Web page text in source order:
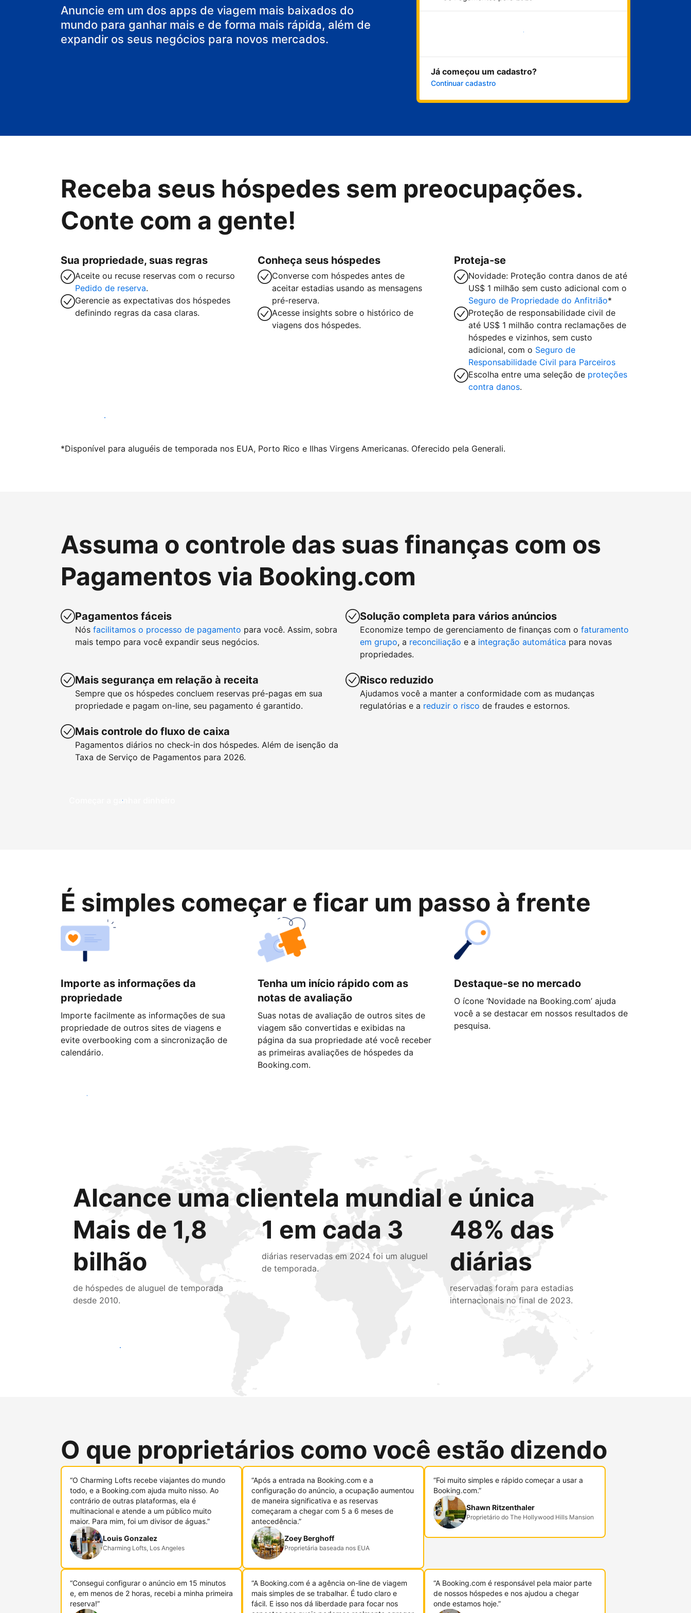
Anuncie em um dos apps de viagem mais baixados do
mundo para ganhar mais e de forma mais rápida, além de
expandir os seus negócios para novos mercados.
Comece agora
Já começou um cadastro?
Continuar cadastro
Receba seus hóspedes sem preocupações.
Conte com a gente!
Sua propriedade, suas regras
Aceite ou recuse reservas com o recurso
Pedido de reserva.
Gerencie as expectativas dos hóspedes
definindo regras da casa claras.
Conheça seus hóspedes
Converse com hóspedes antes de
aceitar estadias usando as mensagens
pré-reserva.
Acesse insights sobre o histórico de
viagens dos hóspedes.
Proteja-se
Novidade: Proteção contra danos de até
US$ 1 milhão sem custo adicional com o
Seguro de Propriedade do Anfitrião*
Proteção de responsabilidade civil de
até US$ 1 milhão contra reclamações de
hóspedes e vizinhos, sem custo
adicional, com o Seguro de
Responsabilidade Civil para Parceiros
Escolha entre uma seleção de proteções
contra danos.
Anunciar conosco
*Disponível para aluguéis de temporada nos EUA, Porto Rico e Ilhas Virgens Americanas. Oferecido pela Generali.
Assuma o controle das suas finanças com os
Pagamentos via Booking.com
Pagamentos fáceis
Nós facilitamos o processo de pagamento para você. Assim, sobra
mais tempo para você expandir seus negócios.
Mais segurança em relação à receita
Sempre que os hóspedes concluem reservas pré-pagas em sua
propriedade e pagam on-line, seu pagamento é garantido.
Mais controle do fluxo de caixa
Pagamentos diários no check-in dos hóspedes. Além de isenção da
Taxa de Serviço de Pagamentos para 2026.
Solução completa para vários anúncios
Economize tempo de gerenciamento de finanças com o faturamento
em grupo, a reconciliação e a integração automática para novas
propriedades.
Risco reduzido
Ajudamos você a manter a conformidade com as mudanças
regulatórias e a reduzir o risco de fraudes e estornos.
Começar a ganhar dinheiro
É simples começar e ficar um passo à frente
Importe as informações da
propriedade
Importe facilmente as informações de sua
propriedade de outros sites de viagens e
evite overbooking com a sincronização de
calendário.
Tenha um início rápido com as
notas de avaliação
Suas notas de avaliação de outros sites de
viagem são convertidas e exibidas na
página da sua propriedade até você receber
as primeiras avaliações de hóspedes da
Booking.com.
Destaque-se no mercado
O ícone ‘Novidade na Booking.com’ ajuda
você a se destacar em nossos resultados de
pesquisa.
Começar
Alcance uma clientela mundial e única
Mais de 1,8
bilhão
de hóspedes de aluguel de temporada
desde 2010.
1 em cada 3
diárias reservadas em 2024 foi um aluguel
de temporada.
48% das
diárias
reservadas foram para estadias
internacionais no final de 2023.
Alcançar novos hóspedes
O que proprietários como você estão dizendo
“O Charming Lofts recebe viajantes do mundo
todo, e a Booking.com ajuda muito nisso. Ao
contrário de outras plataformas, ela é
multinacional e atende a um público muito
maior. Para mim, foi um divisor de águas.”
Louis Gonzalez
Charming Lofts, Los Angeles
“Após a entrada na Booking.com e a
configuração do anúncio, a ocupação aumentou
de maneira significativa e as reservas
começaram a chegar com 5 a 6 meses de
antecedência.”
Zoey Berghoff
Proprietária baseada nos EUA
“Foi muito simples e rápido começar a usar a
Booking.com.”
Shawn Ritzenthaler
Proprietário do The Hollywood Hills Mansion
“Consegui configurar o anúncio em 15 minutos
e, em menos de 2 horas, recebi a minha primeira
reserva!”
“A Booking.com é a agência on-line de viagem
mais simples de se trabalhar. É tudo claro e
fácil. E isso nos dá liberdade para focar nos
“A Booking.com é responsável pela maior parte
de nossos hóspedes e nos ajudou a chegar
onde estamos hoje.”